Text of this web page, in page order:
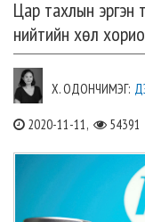
Цар тахлын эргэн
нийтийн хөл хорио
Х. ОДОНЧИМЭГ:
2020-11-11, 54391